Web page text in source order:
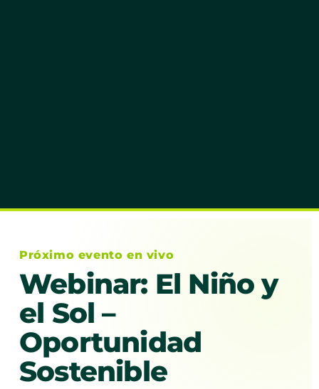
Próximo evento en vivo
Webinar: El Niño y
el Sol –
Oportunidad
Sostenible